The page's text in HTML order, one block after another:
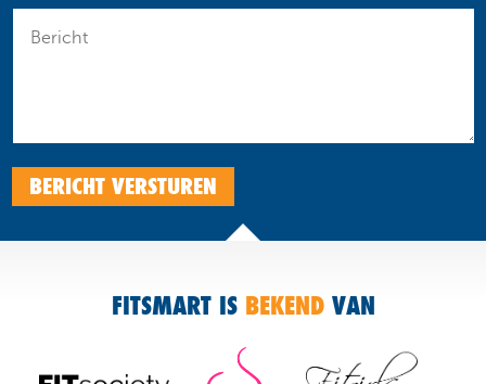
BERICHT VERSTUREN
FITSMART IS BEKENDVAN